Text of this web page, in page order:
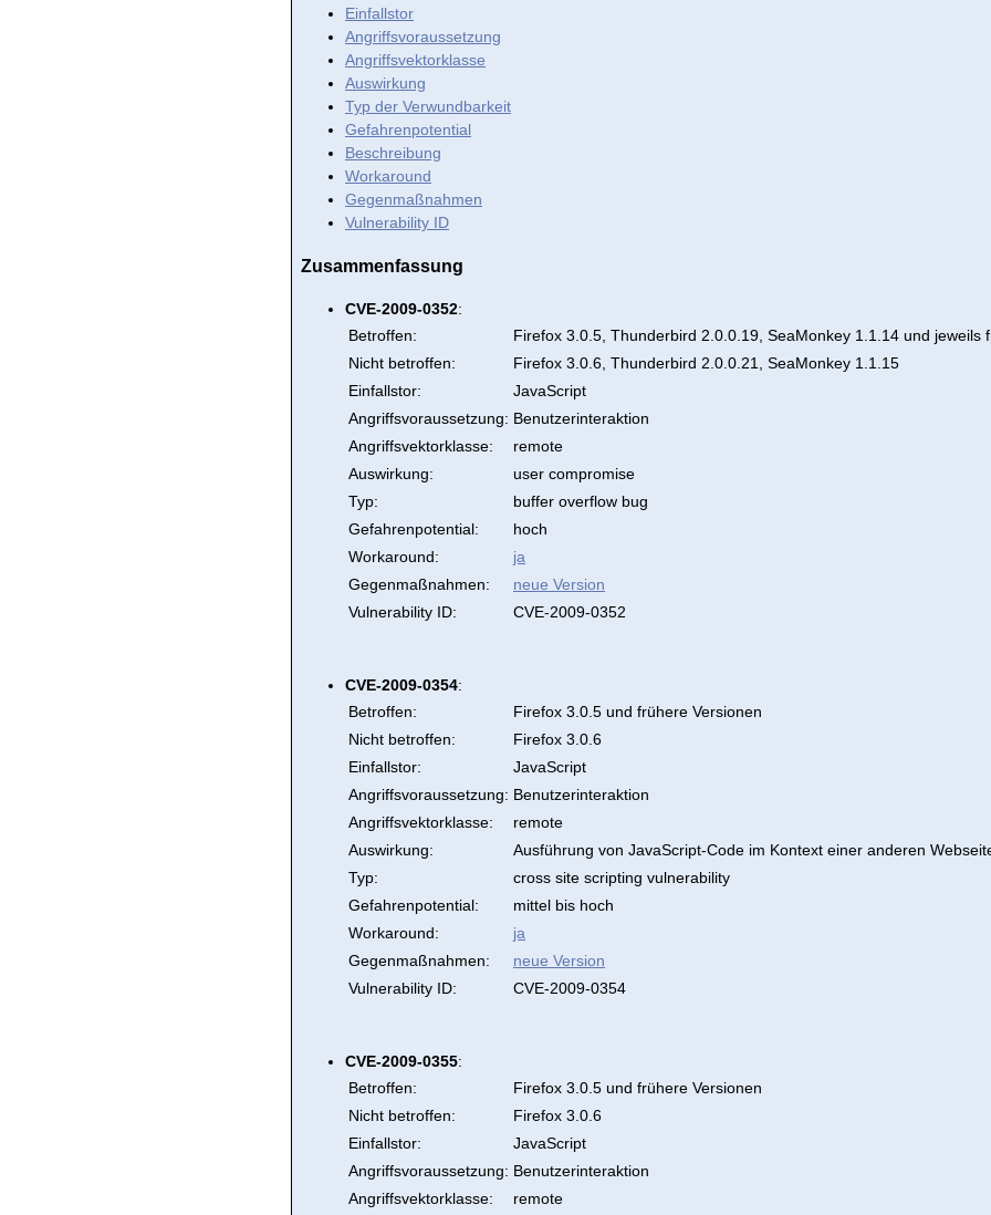
Einfallstor
Angriffsvoraussetzung
Angriffsvektorklasse
Auswirkung
Typ der Verwundbarkeit
Gefahrenpotential
Beschreibung
Workaround
Gegenmaßnahmen
Vulnerability ID
Zusammenfassung
CVE-2009-0352:
Betroffen:
Firefox 3.0.5, Thunderbird 2.0.0.19, SeaMonkey 1.1.14 und jeweils
Nicht betroffen:
Firefox 3.0.6, Thunderbird 2.0.0.21, SeaMonkey 1.1.15
Einfallstor:
JavaScript
Angriffsvoraussetzung: Benutzerinteraktion
Angriffsvektorklasse:
remote
Auswirkung:
user compromise
Typ:
buffer overflow bug
Gefahrenpotential:
hoch
Workaround:
ja
Gegenmaßnahmen:
neue Version
Vulnerability ID:
CVE-2009-0352
CVE-2009-0354:
Betroffen:
Firefox 3.0.5 und frühere Versionen
Nicht betroffen:
Firefox 3.0.6
Einfallstor:
JavaScript
Angriffsvoraussetzung: Benutzerinteraktion
Angriffsvektorklasse:
remote
Auswirkung:
Ausführung von JavaScript-Code im Kontext einer anderen
Typ:
cross site scripting vulnerability
Gefahrenpotential:
mittel bis hoch
Workaround:
ja
Gegenmaßnahmen:
neue Version
Vulnerability ID:
CVE-2009-0354
CVE-2009-0355:
Betroffen:
Firefox 3.0.5 und frühere Versionen
Nicht betroffen:
Firefox 3.0.6
Einfallstor:
JavaScript
Angriffsvoraussetzung: Benutzerinteraktion
Angriffsvektorklasse:
remote